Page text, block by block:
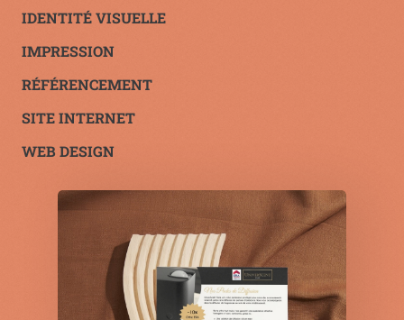
IDENTITÉ VISUELLE
IMPRESSION
RÉFÉRENCEMENT
SITE INTERNET
WEB DESIGN